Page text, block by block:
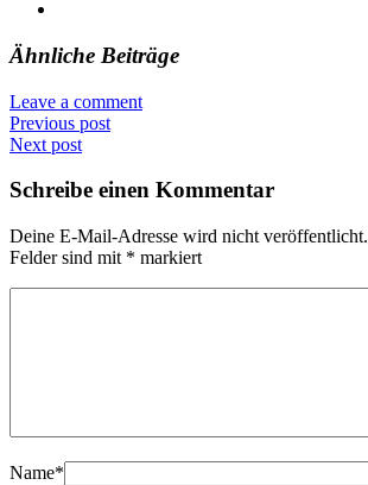
Ähnliche Beiträge
Leave a comment
Previous post
Next post
Schreibe einen Kommentar
Deine E-Mail-Adresse wird nicht veröffentlicht.
Felder sind mit * markiert
Name*